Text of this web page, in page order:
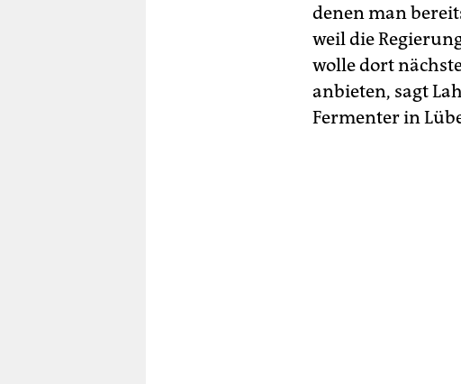
denen man
weil die
wolle dort
anbieten, sagt
Fermenter in